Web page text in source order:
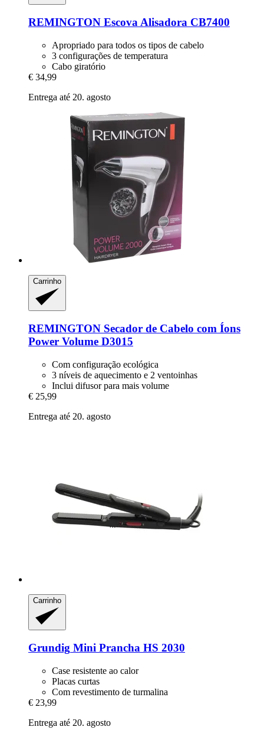
REMINGTON Escova Alisadora CB7400
Apropriado para todos os tipos de cabelo
3 configurações de temperatura
Cabo giratório
€ 34,99
Entrega até 20. agosto
Carrinho
REMINGTON Secador de Cabelo com Íons
Power Volume D3015
Com configuração ecológica
3 níveis de aquecimento e 2 ventoinhas
Inclui difusor para mais volume
€ 25,99
Entrega até 20. agosto
Carrinho
Grundig Mini Prancha HS 2030
Case resistente ao calor
Placas curtas
Com revestimento de turmalina
€ 23,99
Entrega até 20. agosto